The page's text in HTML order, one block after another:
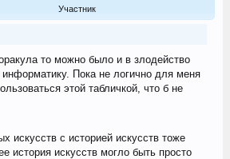
Участник
то можно было и в злодейство
информатику. Пока не логично для меня
этой табличкой, что б не
искусств с историей искусств тоже
история искусств могло быть просто